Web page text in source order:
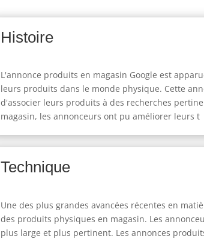
Histoire
L'annonce produits en magasin Google est
leurs produits dans le monde physique. Cette
d'associer leurs produits à des recherches
magasin, les annonceurs ont pu améliorer leurs t
Technique
Une des plus grandes avancées récentes en
des produits physiques en magasin. Les
plus large et plus pertinent. Les annonces